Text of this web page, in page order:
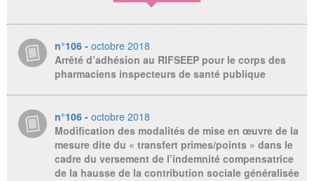
n°106 - octobre 2018
Arrêté d’adhésion au RIFSEEP pour le corps des
pharmaciens inspecteurs de santé publique
n°106 - octobre 2018
Modification des modalités de mise en œuvre de la
mesure dite du « transfert primes/points » dans le
cadre du versement de l’indemnité compensatrice
de la hausse de la contribution sociale généralisée